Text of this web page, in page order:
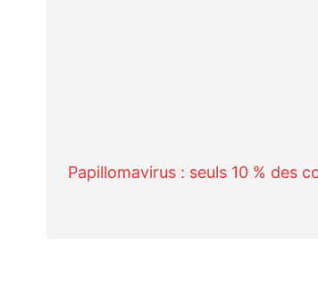
Papillomavirus : seuls 10 % des